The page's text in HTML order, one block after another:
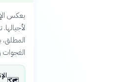
يعكس
المطلق،
الفجوات